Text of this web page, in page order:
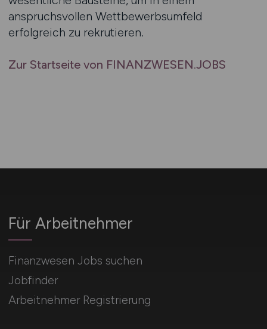
anspruchsvollen Wettbewerbsumfeld
erfolgreich zu rekrutieren.
Zur Startseite von FINANZWESEN.JOBS
Für Arbeitnehmer
Finanzwesen Jobs suchen
Jobfinder
Arbeitnehmer Registrierung